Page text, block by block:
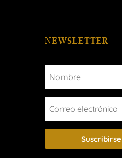
NEWSLETTER
Suscribirse